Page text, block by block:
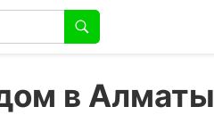
в Алматы